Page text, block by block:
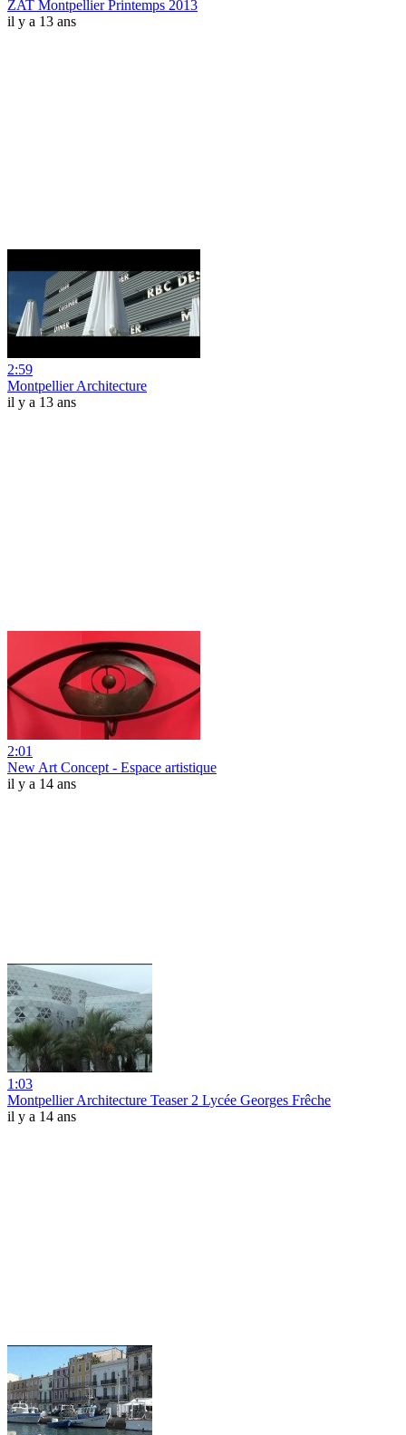
ZAT Montpellier Printemps 2013
il y a 13 ans
2:59
Montpellier Architecture
il y a 13 ans
2:01
New Art Concept - Espace artistique
il y a 14 ans
1:03
Montpellier Architecture Teaser 2 Lycée Georges Frêche
il y a 14 ans